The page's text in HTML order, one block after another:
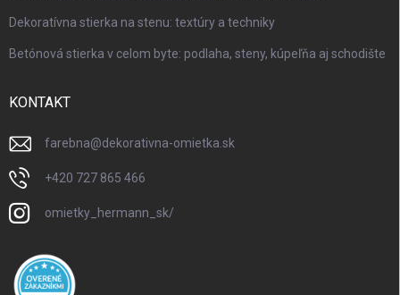
Dekoratívna stierka na stenu: textúry a techniky
Betónová stierka v celom byte: podlaha, steny, kúpeľňa aj schodište
KONTAKT
farebna@dekorativna-omietka.sk
+420 727 865 466
omietky_hermann_sk/